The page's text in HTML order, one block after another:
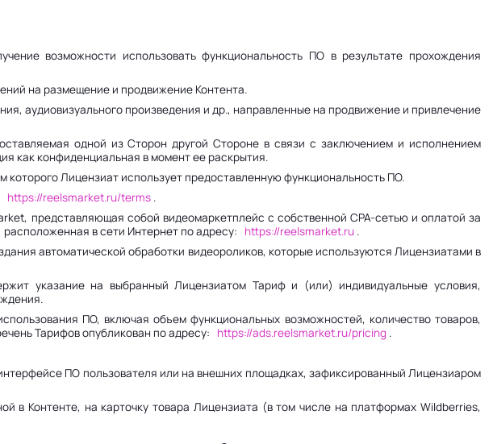
возможности использовать функциональность ПО в результате прохождения
на размещение и продвижение Контента.
аудиовизуального произведения и др., направленные на продвижение и привлечение
одной из Сторон другой Стороне в связи с заключением и исполнением
как конфиденциальная в момент ее раскрытия.
которого Лицензиат использует предоставленную функциональность ПО.
https://reelsmarket.ru/terms .
представляющая собой видеомаркетплейс с собственной CPA-сетью и оплатой за
в сети Интернет по адресу: https://reelsmarket.ru .
автоматической обработки видеороликов, которые используются Лицензиатами в
указание на выбранный Лицензиатом Тариф и (или) индивидуальные условия,
ПО, включая объем функциональных возможностей, количество товаров,
Тарифов опубликован по адресу: https://ads.reelsmarket.ru/pricing .
ПО пользователя или на внешних площадках, зафиксированный Лицензиаром
в Контенте, на карточку товара Лицензиата (в том числе на платформах Wildberries,